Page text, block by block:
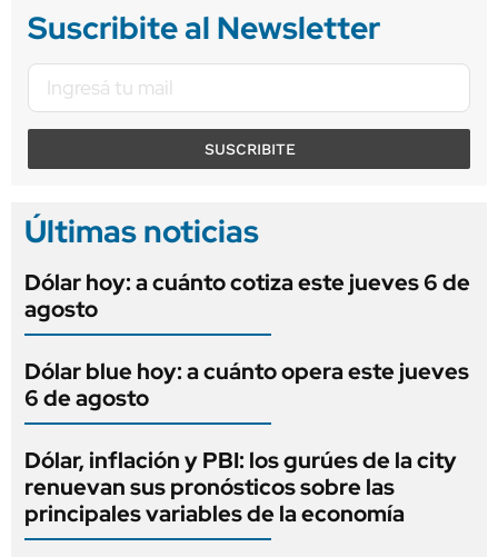
Suscribite al Newsletter
SUSCRIBITE
Últimas noticias
Dólar hoy: a cuánto cotiza este jueves 6 de
agosto
Dólar blue hoy: a cuánto opera este jueves
6 de agosto
Dólar, inflación y PBI: los gurúes de la city
renuevan sus pronósticos sobre las
principales variables de la economía